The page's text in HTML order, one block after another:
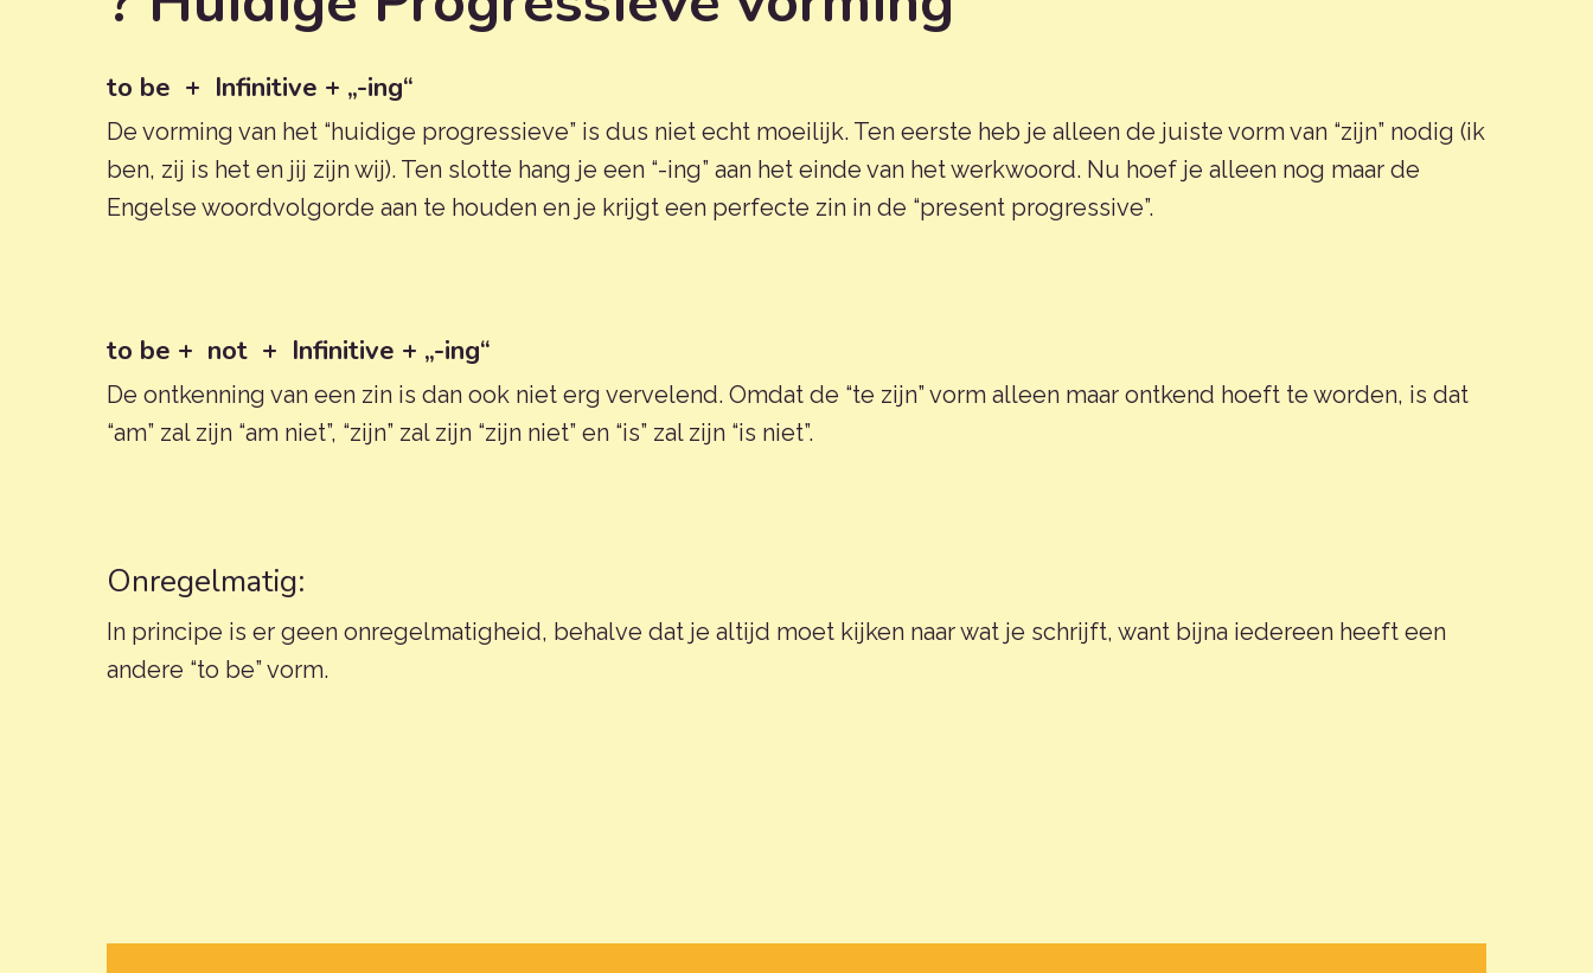
to be + Infinitive + „-ing“
De vorming van het “huidige progressieve” is dus niet echt moeilijk. Ten eerste heb je alleen de juiste vorm van “zijn” nodig (ik
ben, zij is het en jij zijn wij). Ten slotte hang je een “-ing” aan het einde van het werkwoord. Nu hoef je alleen nog maar de
Engelse woordvolgorde aan te houden en je krijgt een perfecte zin in de “present progressive”.
to be + not + Infinitive + „-ing“
De ontkenning van een zin is dan ook niet erg vervelend. Omdat de “te zijn” vorm alleen maar ontkend hoeft te worden, is dat
“am” zal zijn “am niet”, “zijn” zal zijn “zijn niet” en “is” zal zijn “is niet”.
Onregelmatig:
In principe is er geen onregelmatigheid, behalve dat je altijd moet kijken naar wat je schrijft, want bijna iedereen heeft een
andere “to be” vorm.